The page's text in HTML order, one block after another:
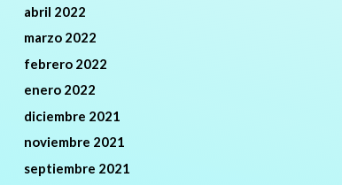
abril 2022
marzo 2022
febrero 2022
enero 2022
diciembre 2021
noviembre 2021
septiembre 2021